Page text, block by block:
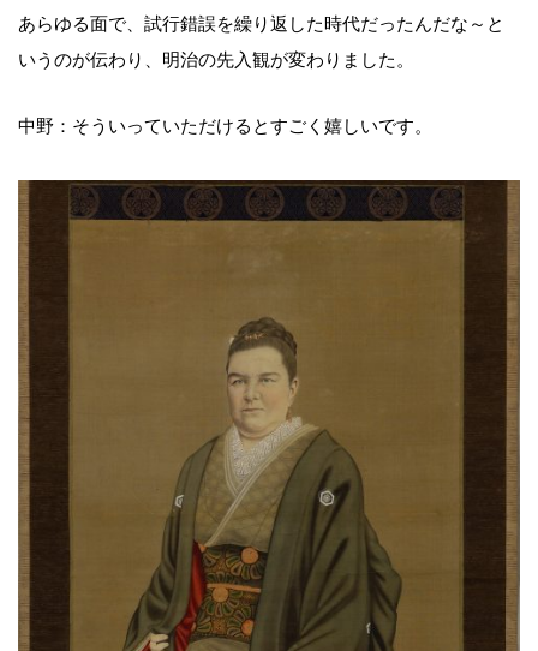
あらゆる面で、試行錯誤を繰り返した時代だったんだな～と
いうのが伝わり、明治の先入観が変わりました。
中野：そういっていただけるとすごく嬉しいです。